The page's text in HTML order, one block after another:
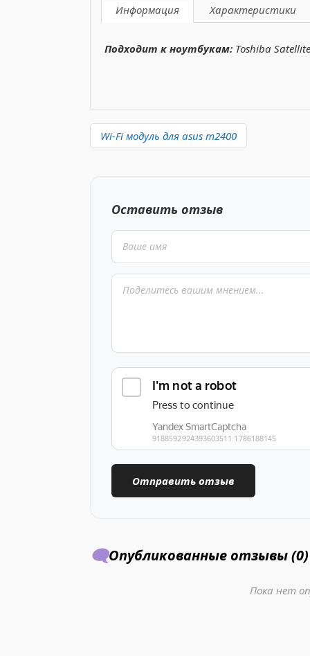
Информация Характеристики
Подходит к ноутбукам: Toshiba
Wi-Fi модуль для asus m2400
Оставить отзыв
🗨️Опубликованные отзывы (0)
Пока нет